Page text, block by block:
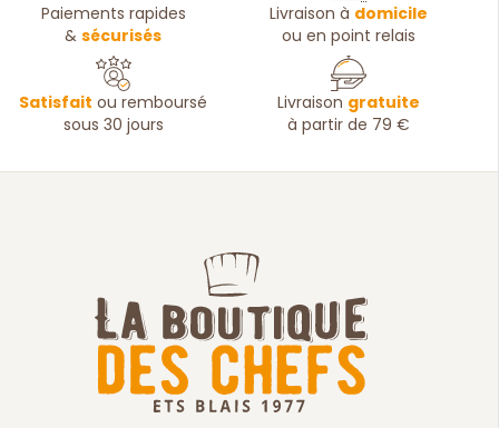
Paiements rapides
&sécurisés
Livraison à domicile
ou en point relais
Satisfait ou remboursé
sous 30 jours
Livraison gratuite
à partir de 79 €